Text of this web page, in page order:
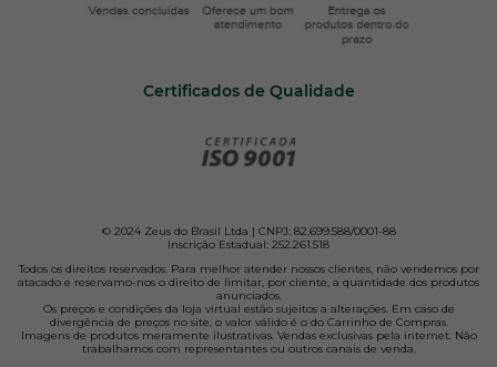
Certificados de Qualidade
© 2024 Zeus do Brasil Ltda | CNPJ: 82.699.588/0001-88
Inscrição Estadual: 252.261.518
Todos os direitos reservados. Para melhor atender nossos clientes, não vendemos por
atacado e reservamo-nos o direito de limitar, por cliente, a quantidade dos produtos
anunciados.
Os preços e condições da loja virtual estão sujeitos a alterações. Em caso de
divergência de preços no site, o valor válido é o do Carrinho de Compras.
Imagens de produtos meramente ilustrativas. Vendas exclusivas pela internet. Não
trabalhamos com representantes ou outros canais de venda.